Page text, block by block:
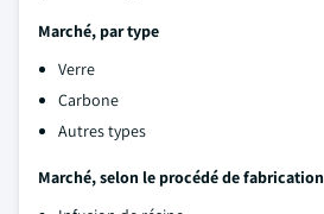
Marché, par type
Verre
Carbone
Autres types
Marché, selon le procédé de fabrication